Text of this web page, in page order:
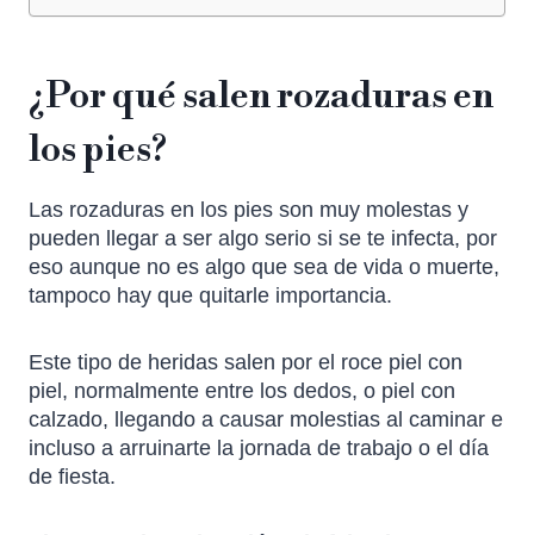
¿Por qué salen rozaduras en
los pies?
Las rozaduras en los pies son muy molestas y
pueden llegar a ser algo serio si se te infecta, por
eso aunque no es algo que sea de vida o muerte,
tampoco hay que quitarle importancia.
Este tipo de heridas salen por el roce piel con
piel, normalmente entre los dedos, o piel con
calzado, llegando a causar molestias al caminar e
incluso a arruinarte la jornada de trabajo o el día
de fiesta.